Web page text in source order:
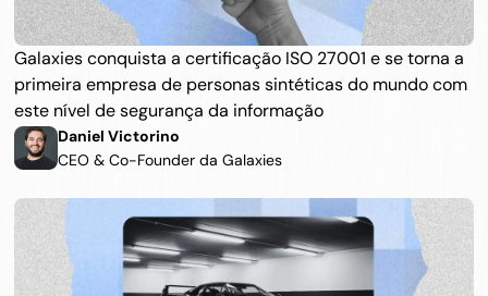
Galaxies conquista a certificação ISO 27001 e se torna a
primeira empresa de personas sintéticas do mundo com
este nível de segurança da informação
Daniel Victorino
CEO & Co-Founder da Galaxies